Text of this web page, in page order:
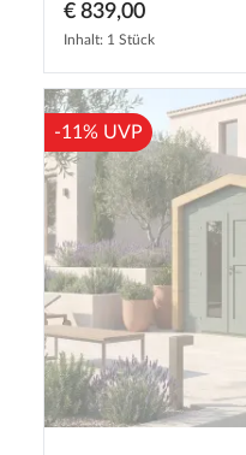
€ 839,00
Inhalt: 1 Stück
-11% UVP